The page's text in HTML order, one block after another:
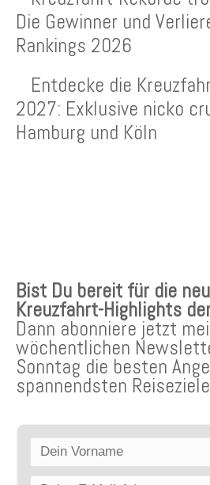
Die Gewinner und
Rankings 2026
Entdecke die
2027: Exklusive nicko
Hamburg und Köln
Bist Du bereit für die
Kreuzfahrt-Highlights
Dann abonniere jetzt
wöchentlichen
Sonntag die besten
spannendsten